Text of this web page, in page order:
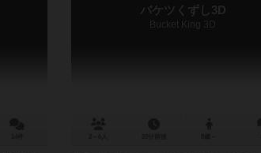
バケツくずし3D
Bucket King 3D